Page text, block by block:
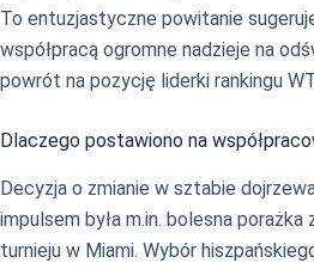
To entuzjastyczne powitanie
współpracą ogromne nadzieje na
powrót na pozycję liderki rankingu
Dlaczego postawiono na
Decyzja o zmianie w sztabie
impulsem była m.in. bolesna
turnieju w Miami. Wybór